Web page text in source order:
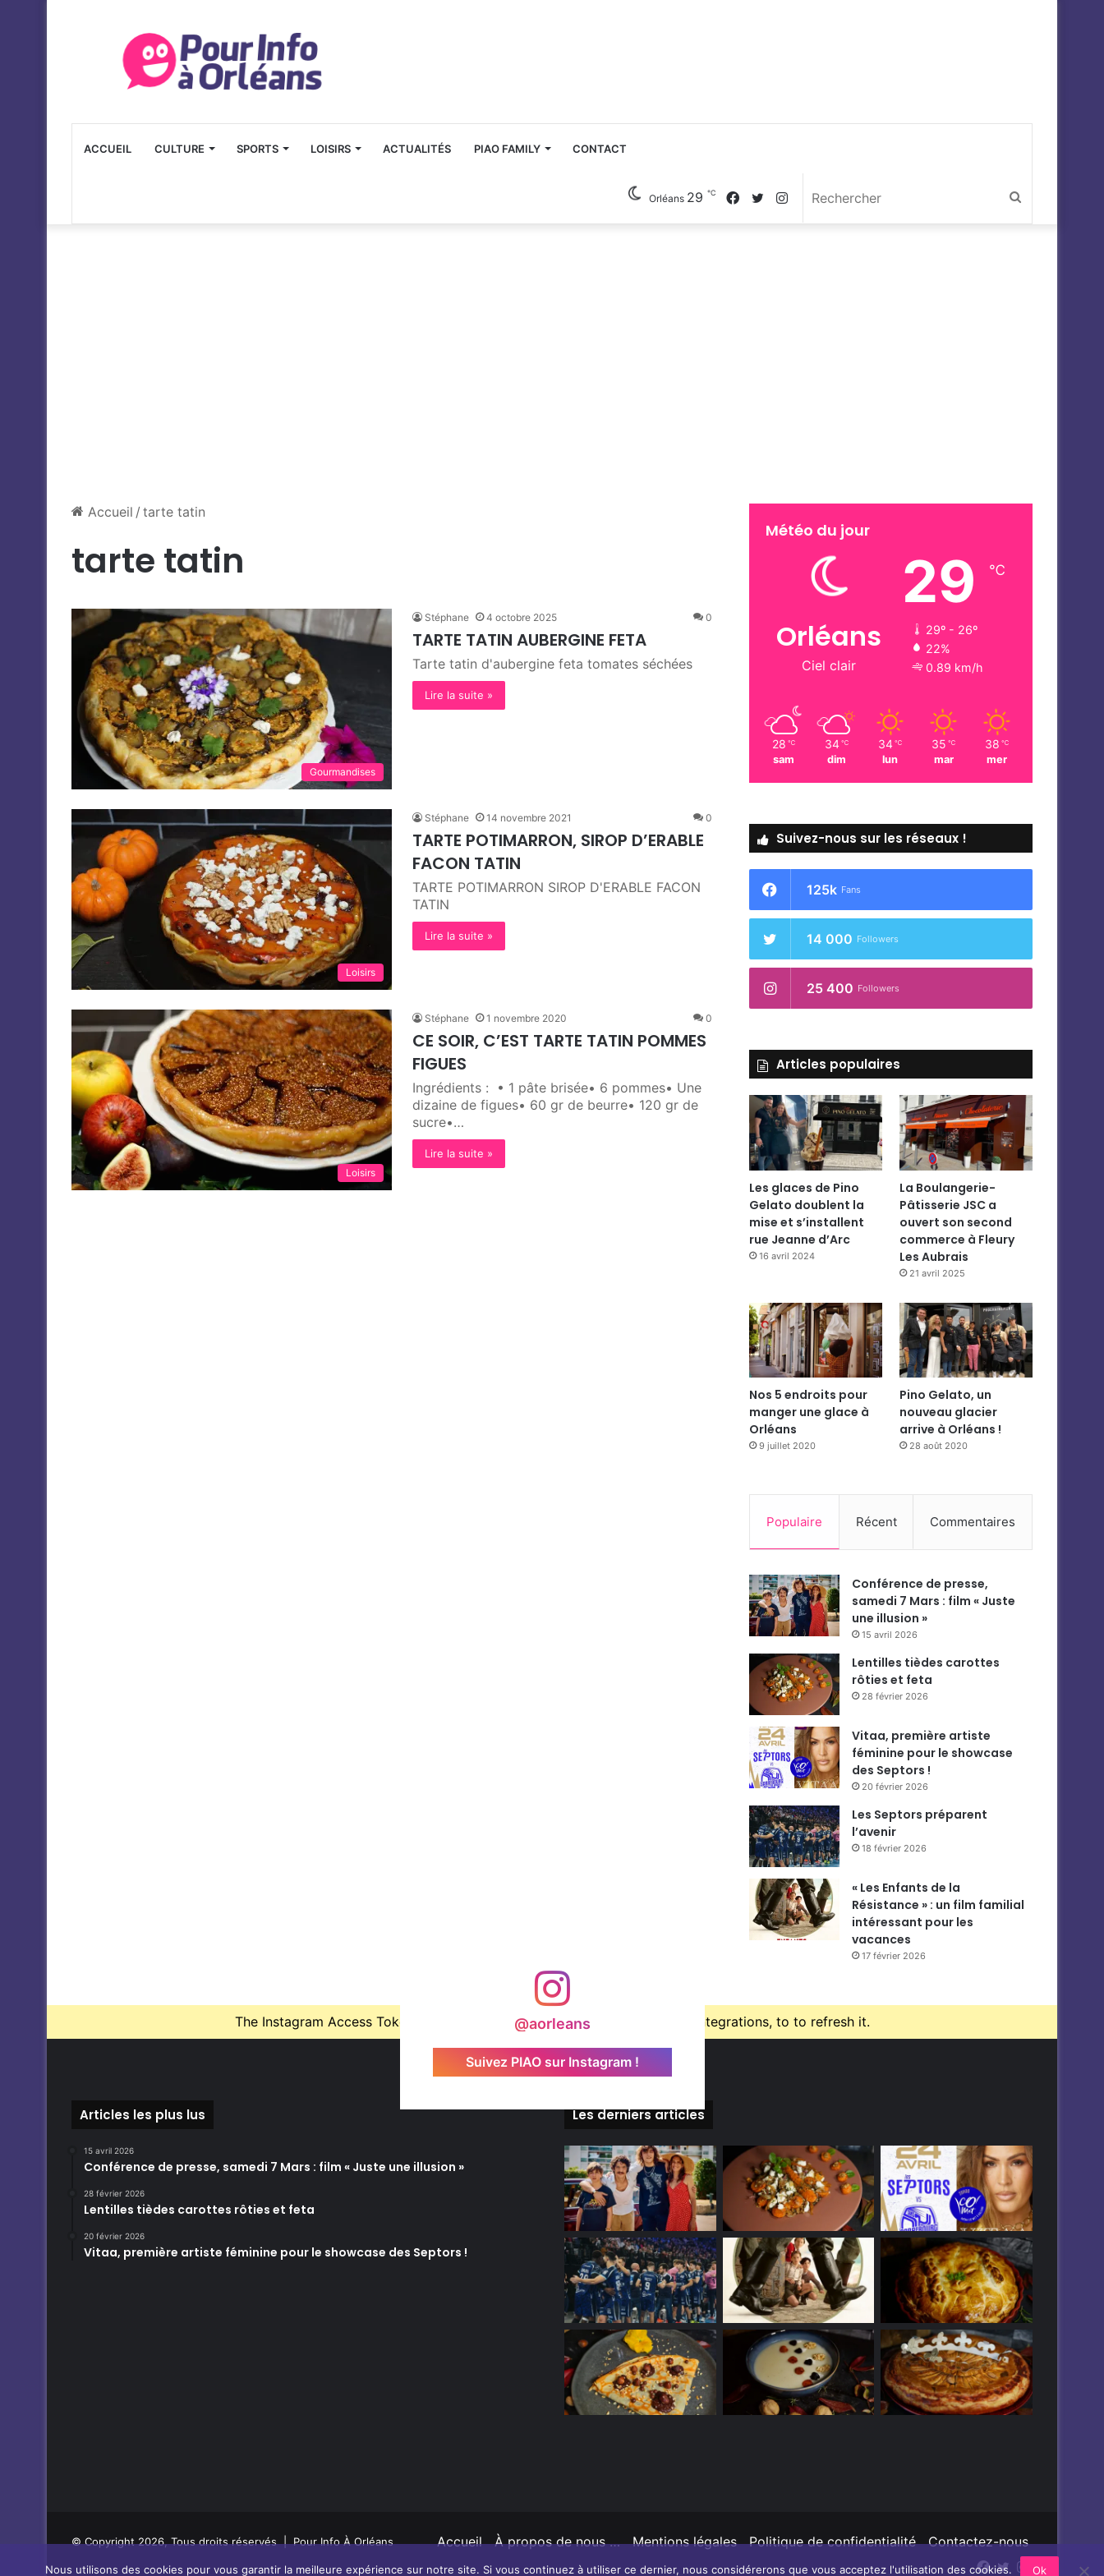
ACCUEIL CULTURE SPORTS LOISIRS ACTUALITÉS PIAO FAMILY CONTACT
Instagram
Twitter
Facebook
Orléans 29 ℃
Accueil / tarte tatin
tarte tatin
Gourmandises
Stéphane 4 octobre 2025 0
TARTE TATIN AUBERGINE FETA
Tarte tatin d'aubergine feta tomates séchées
Lire la suite »
Loisirs
Stéphane 14 novembre 2021 0
TARTE POTIMARRON, SIROP D’ERABLE
FACON TATIN
TARTE POTIMARRON SIROP D'ERABLE FACON
TATIN
Lire la suite »
Loisirs
Stéphane 1 novembre 2020 0
CE SOIR, C’EST TARTE TATIN POMMES
FIGUES
Ingrédients : • 1 pâte brisée• 6 pommes• Une
dizaine de figues• 60 gr de beurre• 120 gr de
sucre•…
Lire la suite »
Météo du jour
Orléans
Ciel clair
29 ℃
29º - 26º
22%
0.89 km/h
28 ℃
sam
34 ℃
dim
34 ℃
lun
35 ℃
mar
38 ℃
mer
Suivez-nous sur les réseaux !
125k Fans
14 000 Followers
25 400 Followers
Articles populaires
Les glaces de Pino
Gelato doublent la
mise et s’installent
rue Jeanne d’Arc
16 avril 2024
La Boulangerie-
Pâtisserie JSC a
ouvert son second
commerce à Fleury
Les Aubrais
21 avril 2025
Nos 5 endroits pour
manger une glace à
Orléans
9 juillet 2020
Pino Gelato, un
nouveau glacier
arrive à Orléans !
28 août 2020
Populaire Récent Commentaires
Conférence de presse,
samedi 7 Mars : film « Juste
une illusion »
15 avril 2026
Lentilles tièdes carottes
rôties et feta
28 février 2026
Vitaa, première artiste
féminine pour le showcase
des Septors !
20 février 2026
Les Septors préparent
l’avenir
18 février 2026
« Les Enfants de la
Résistance » : un film familial
intéressant pour les
vacances
17 février 2026
@aorleans
Suivez PIAO sur Instagram !
The Instagram Access Token is expired, Go to the Theme options page > Integrations, to to refresh it.
Articles les plus lus
15 avril 2026
Conférence de presse, samedi 7 Mars : film « Juste une illusion »
28 février 2026
Lentilles tièdes carottes rôties et feta
20 février 2026
Vitaa, première artiste féminine pour le showcase des Septors !
Les derniers articles
© Copyright 2026, Tous droits réservés | Pour Info À Orléans Accueil À propos de nous … Mentions légales Politique de confidentialité
Contactez-nous
Facebook
TwitterInstagram
Nous utilisons des cookies pour vous garantir la meilleure expérience sur notre site. Si vous continuez à utiliser ce dernier, nous considérerons que vous acceptez l'utilisation des cookies. Ok